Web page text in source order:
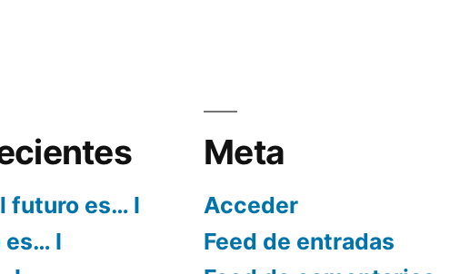
futuro es… I
es… I
Meta
Acceder
Feed de entradas